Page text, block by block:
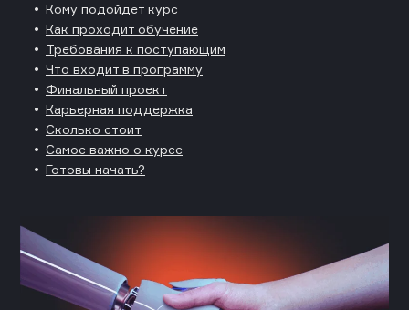
Кому подойдет курс
Как проходит обучение
Требования к поступающим
Что входит в программу
Финальный проект
Карьерная поддержка
Сколько стоит
Самое важно о курсе
Готовы начать?